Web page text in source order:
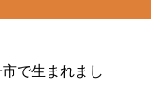
で生まれまし